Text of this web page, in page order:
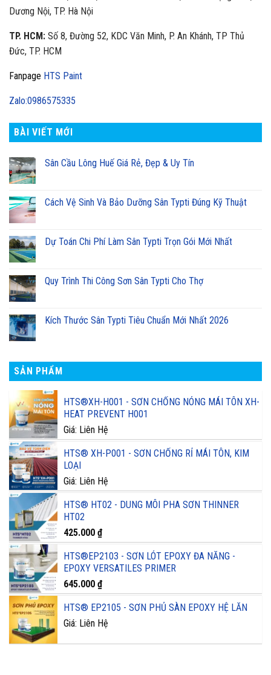
Dương Nội, TP. Hà Nội
TP. HCM: Số 8, Đường 52, KDC Văn Minh, P. An Khánh, TP Thủ
Đức, TP. HCM
Fanpage HTS Paint
Zalo:0986575335
BÀI VIẾT MỚI
Sân Cầu Lông Huế Giá Rẻ, Đẹp & Uy Tín
Cách Vệ Sinh Và Bảo Dưỡng Sân Typti Đúng Kỹ Thuật
Dự Toán Chi Phí Làm Sân Typti Trọn Gói Mới Nhất
Quy Trình Thi Công Sơn Sân Typti Cho Thợ
Kích Thước Sân Typti Tiêu Chuẩn Mới Nhất 2026
SẢN PHẨM
HTS®XH-H001 - SƠN CHỐNG NÓNG MÁI TÔN XH-
HEAT PREVENT H001
Giá: Liên Hệ
HTS® XH-P001 - SƠN CHỐNG RỈ MÁI TÔN, KIM
LOẠI
Giá: Liên Hệ
HTS® HT02 - DUNG MÔI PHA SƠN THINNER
HT02
425.000 ₫
HTS®EP2103 - SƠN LÓT EPOXY ĐA NĂNG -
EPOXY VERSATILES PRIMER
645.000 ₫
HTS® EP2105 - SƠN PHỦ SÀN EPOXY HỆ LĂN
Giá: Liên Hệ